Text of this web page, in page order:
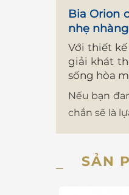
Bia Orion
nhẹ
Với thiết
giải khát
sống hòa
Nếu bạn
chắn sẽ là
SẢN